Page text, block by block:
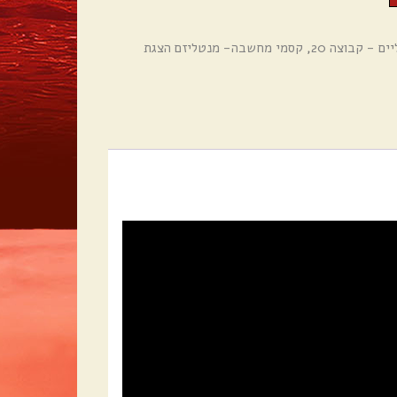
- קבוצה 20 , קסמי מחשבה- מנטליזם הצגת